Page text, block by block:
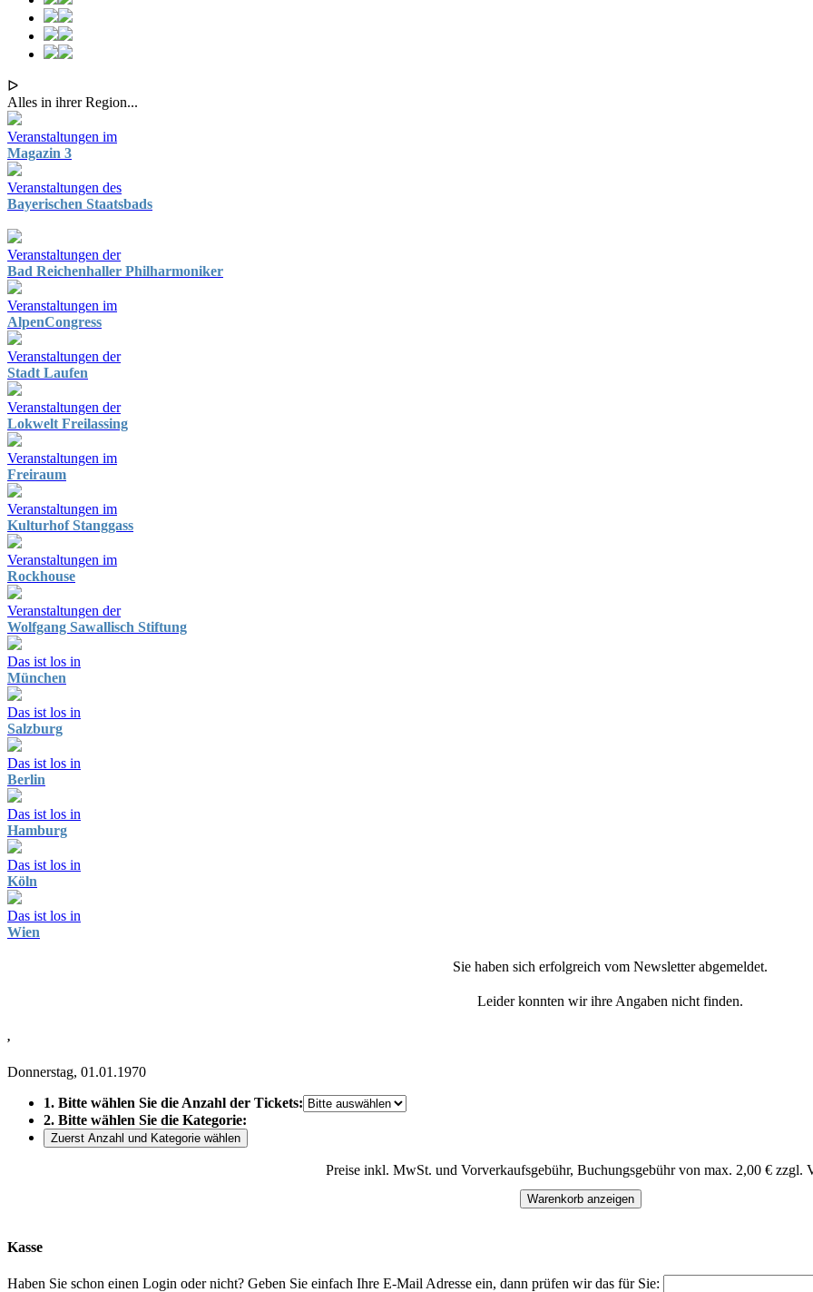
ᐅ
Alles in ihrer Region...
Veranstaltungen im
Magazin 3
Veranstaltungen des
Bayerischen Staatsbads
Veranstaltungen der
Bad Reichenhaller Philharmoniker
Veranstaltungen im
AlpenCongress
Veranstaltungen der
Stadt Laufen
Veranstaltungen der
Lokwelt Freilassing
Veranstaltungen im
Freiraum
Veranstaltungen im
Kulturhof Stanggass
Veranstaltungen im
Rockhouse
Veranstaltungen der
Wolfgang Sawallisch Stiftung
Das ist los in
München
Das ist los in
Salzburg
Das ist los in
Berlin
Das ist los in
Hamburg
Das ist los in
Köln
Das ist los in
Wien
Sie haben sich erfolgreich vom Newsletter abgemeldet.
Leider konnten wir ihre Angaben nicht finden.
,
Donnerstag, 01.01.1970
1. Bitte wählen Sie die Anzahl der Tickets:
2. Bitte wählen Sie die Kategorie:
Zuerst Anzahl und Kategorie wählen
Preise inkl. MwSt. und Vorverkaufsgebühr, Buchungsgebühr von max. 2,00 € zzgl.
Warenkorb anzeigen
Kasse
Haben Sie schon einen Login oder nicht? Geben Sie einfach Ihre E-Mail Adresse ein, dann prüfen wir das für Sie: